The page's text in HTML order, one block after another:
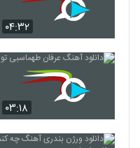
۰۴:۳۲
۰۳:۱۸